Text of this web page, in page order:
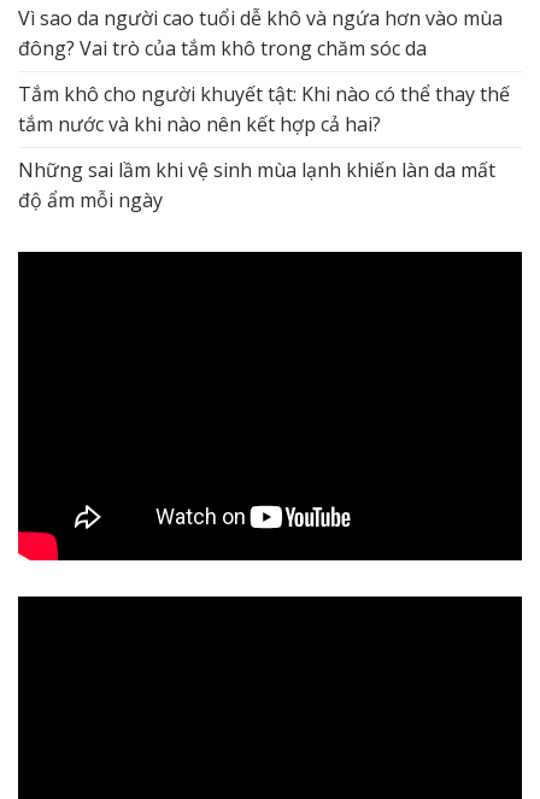
Vì sao da người cao tuổi dễ khô và ngứa hơn vào mùa
đông? Vai trò của tắm khô trong chăm sóc da
Tắm khô cho người khuyết tật: Khi nào có thể thay thế
tắm nước và khi nào nên kết hợp cả hai?
Những sai lầm khi vệ sinh mùa lạnh khiến làn da mất
độ ẩm mỗi ngày